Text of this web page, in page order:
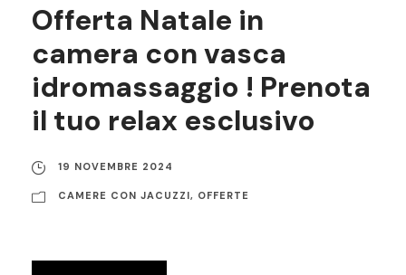
Offerta Natale in
camera con vasca
idromassaggio ! Prenota
il tuo relax esclusivo
19 NOVEMBRE 2024
CAMERE CON JACUZZI, OFFERTE